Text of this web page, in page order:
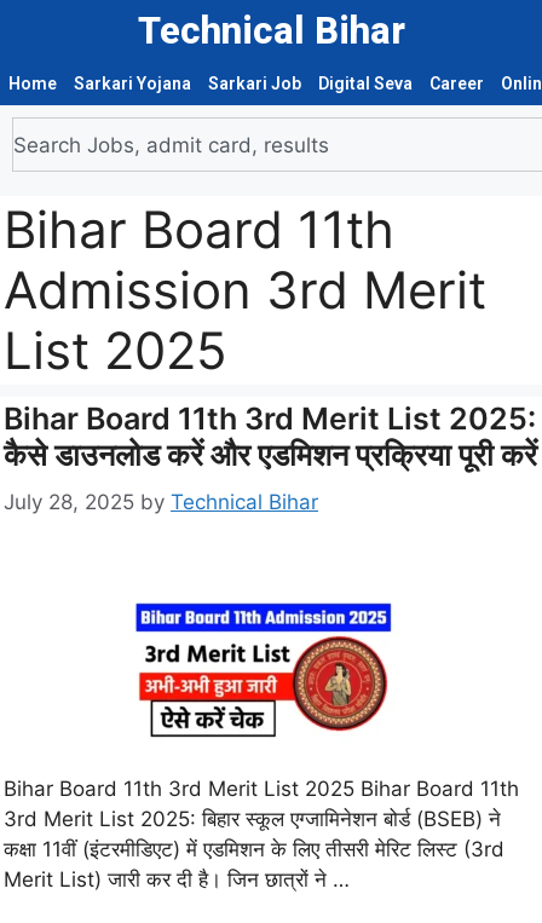
Technical Bihar
Home Sarkari Yojana Sarkari Job Digital Seva Career
Bihar Board 11th
Admission 3rd Merit
List 2025
Bihar Board 11th 3rd Merit List 2025:
कैसे डाउनलोड करें और एडमिशन प्रक्रिया पूरी करें
July 28, 2025 by Technical Bihar
Bihar Board 11th 3rd Merit List 2025 Bihar Board 11th
3rd Merit List 2025: बिहार स्कूल एग्जामिनेशन बोर्ड (BSEB) ने
कक्षा 11वीं (इंटरमीडिएट) में एडमिशन के लिए तीसरी मेरिट लिस्ट (3rd
Merit List) जारी कर दी है। जिन छात्रों ने …